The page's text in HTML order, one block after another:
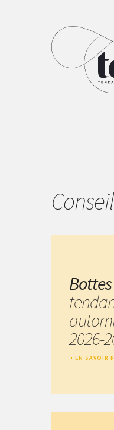
2026-
EN SAVOIR